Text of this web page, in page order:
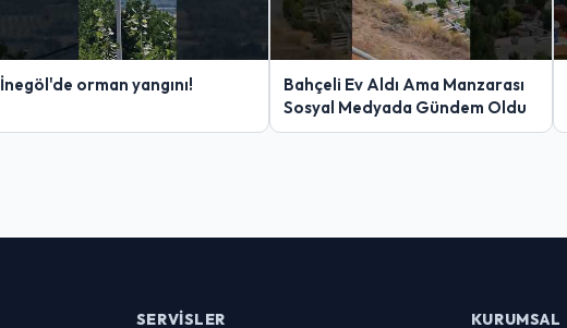
İnegöl'de orman yangını!
Bahçeli Ev Aldı Ama Manzarası
Sosyal Medyada Gündem Oldu
SERVISLER KURUMSAL